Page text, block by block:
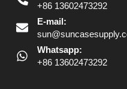
+86 13602473292
E-mail:
Whatsapp:
+86 13602473292